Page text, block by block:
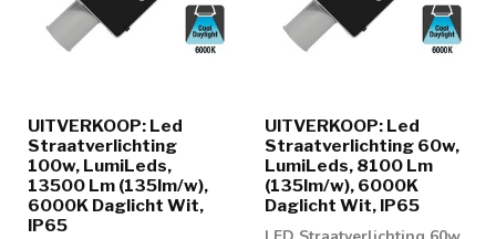
UITVERKOOP: Led
Straatverlichting
100w, LumiLeds,
13500 Lm (135lm/w),
6000K Daglicht Wit,
IP65
UITVERKOOP: Led
Straatverlichting 60w,
LumiLeds, 8100 Lm
(135lm/w), 6000K
Daglicht Wit, IP65